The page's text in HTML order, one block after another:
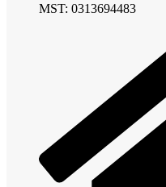
MST: 0313694483